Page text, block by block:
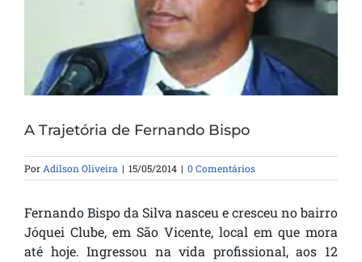
A Trajetória de Fernando Bispo
Por Adilson Oliveira | 15/05/2014 | 0 Comentários
Fernando Bispo da Silva nasceu e cresceu no bairro
Jóquei Clube, em São Vicente, local em que mora
até hoje. Ingressou na vida profissional, aos 12